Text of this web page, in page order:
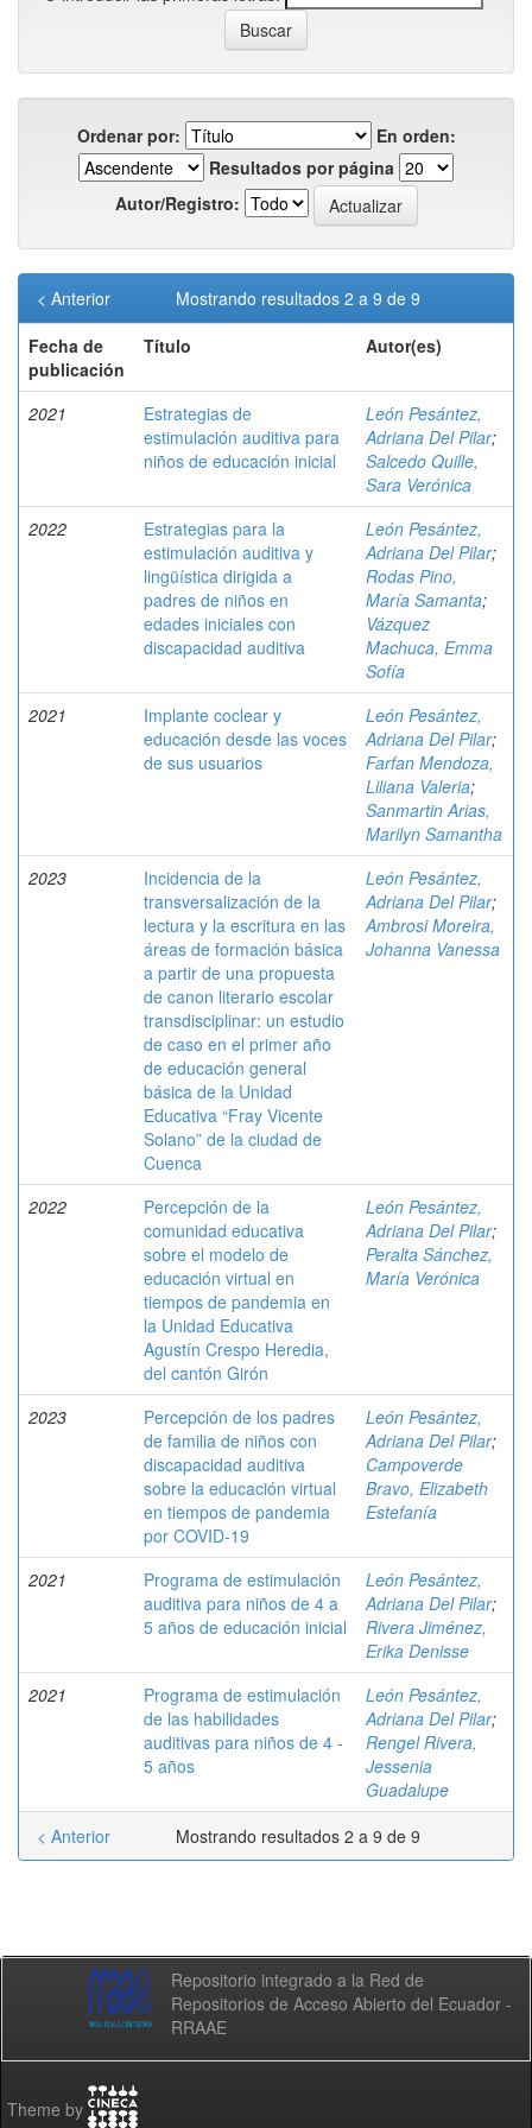
Ordenar por:
En orden:
Resultados por página
Autor/Registro:
Mostrando resultados 2 a 9 de 9
< Anterior
Fecha de
publicación
Título Autor(es)
2021
Estrategias de
estimulación auditiva para
niños de educación inicial
León Pesántez,
Adriana Del Pilar;
Salcedo Quille,
Sara Verónica
2022
Estrategias para la
estimulación auditiva y
lingüística dirigida a
padres de niños en
edades iniciales con
discapacidad auditiva
León Pesántez,
Adriana Del Pilar;
Rodas Pino,
María Samanta;
Vázquez
Machuca, Emma
Sofía
2021
Implante coclear y
educación desde las voces
de sus usuarios
León Pesántez,
Adriana Del Pilar;
Farfan Mendoza,
Liliana Valeria;
Sanmartin Arias,
Marilyn Samantha
2023
Incidencia de la
transversalización de la
lectura y la escritura en las
áreas de formación básica
a partir de una propuesta
de canon literario escolar
transdisciplinar: un estudio
de caso en el primer año
de educación general
básica de la Unidad
Educativa “Fray Vicente
Solano” de la ciudad de
Cuenca
León Pesántez,
Adriana Del Pilar;
Ambrosi Moreira,
Johanna Vanessa
2022
Percepción de la
comunidad educativa
sobre el modelo de
educación virtual en
tiempos de pandemia en
la Unidad Educativa
Agustín Crespo Heredia,
del cantón Girón
León Pesántez,
Adriana Del Pilar;
Peralta Sánchez,
María Verónica
2023
Percepción de los padres
de familia de niños con
discapacidad auditiva
sobre la educación virtual
en tiempos de pandemia
por COVID-19
León Pesántez,
Adriana Del Pilar;
Campoverde
Bravo, Elizabeth
Estefanía
2021
Programa de estimulación
auditiva para niños de 4 a
5 años de educación inicial
León Pesántez,
Adriana Del Pilar;
Rivera Jiménez,
Erika Denisse
2021
Programa de estimulación
de las habilidades
auditivas para niños de 4 -
5 años
León Pesántez,
Adriana Del Pilar;
Rengel Rivera,
Jessenia
Guadalupe
Mostrando resultados 2 a 9 de 9
< Anterior
Repositorio integrado a la Red de
Repositorios de Acceso Abierto del Ecuador -
RRAAE
Theme by